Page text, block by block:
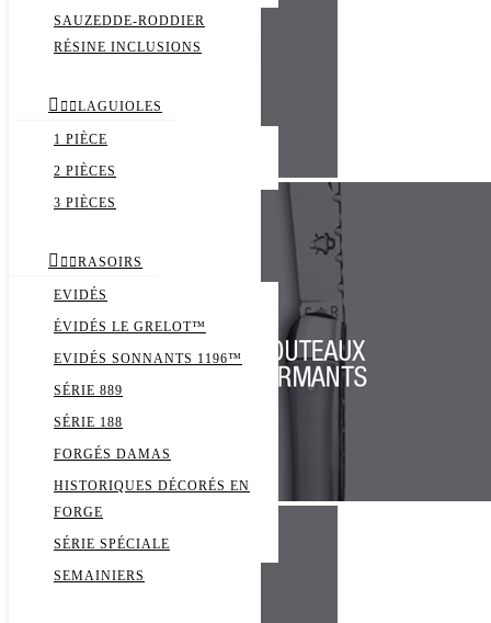
SAUZEDDE-RODDIER
RÉSINE INCLUSIONS
  LAGUIOLES
1 PIÈCE
2 PIÈCES
3 PIÈCES
  RASOIRS
EVIDÉS
ÉVIDÉS LE GRELOT™
EVIDÉS SONNANTS 1196™
SÉRIE 889
SÉRIE 188
FORGÉS DAMAS
HISTORIQUES DÉCORÉS EN
FORGE
SÉRIE SPÉCIALE
SEMAINIERS